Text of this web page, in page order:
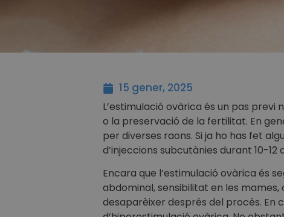
15 gener, 2025
L’estimulació ovàrica és un pas
o la preservació de la fertilitat. En
per diverses raons. Si ja ho has fet
d’injeccions subcutànies durant 10-
Encara que l’estimulació ovàrica és
abdominal, sensibilitat en les
desaparèixer després del procés. En